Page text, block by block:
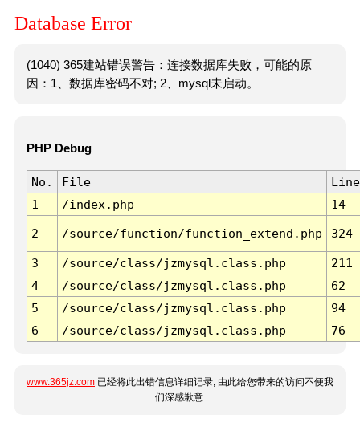
Database Error
(1040) 365建站错误警告：连接数据库失败，可能的原
因：1、数据库密码不对; 2、mysql未启动。
PHP Debug
No. File
Line
1
/index.php 14
2 /source/function/function_extend.php 324
3 /source/class/jzmysql.class.php
211
4
/source/class/jzmysql.class.php
62
5
/source/class/jzmysql.class.php
94
6
/source/class/jzmysql.class.php 76
www.365jz.com 已经将此出错信息详细记录, 由此给您带来的访问不便我
们深感歉意.